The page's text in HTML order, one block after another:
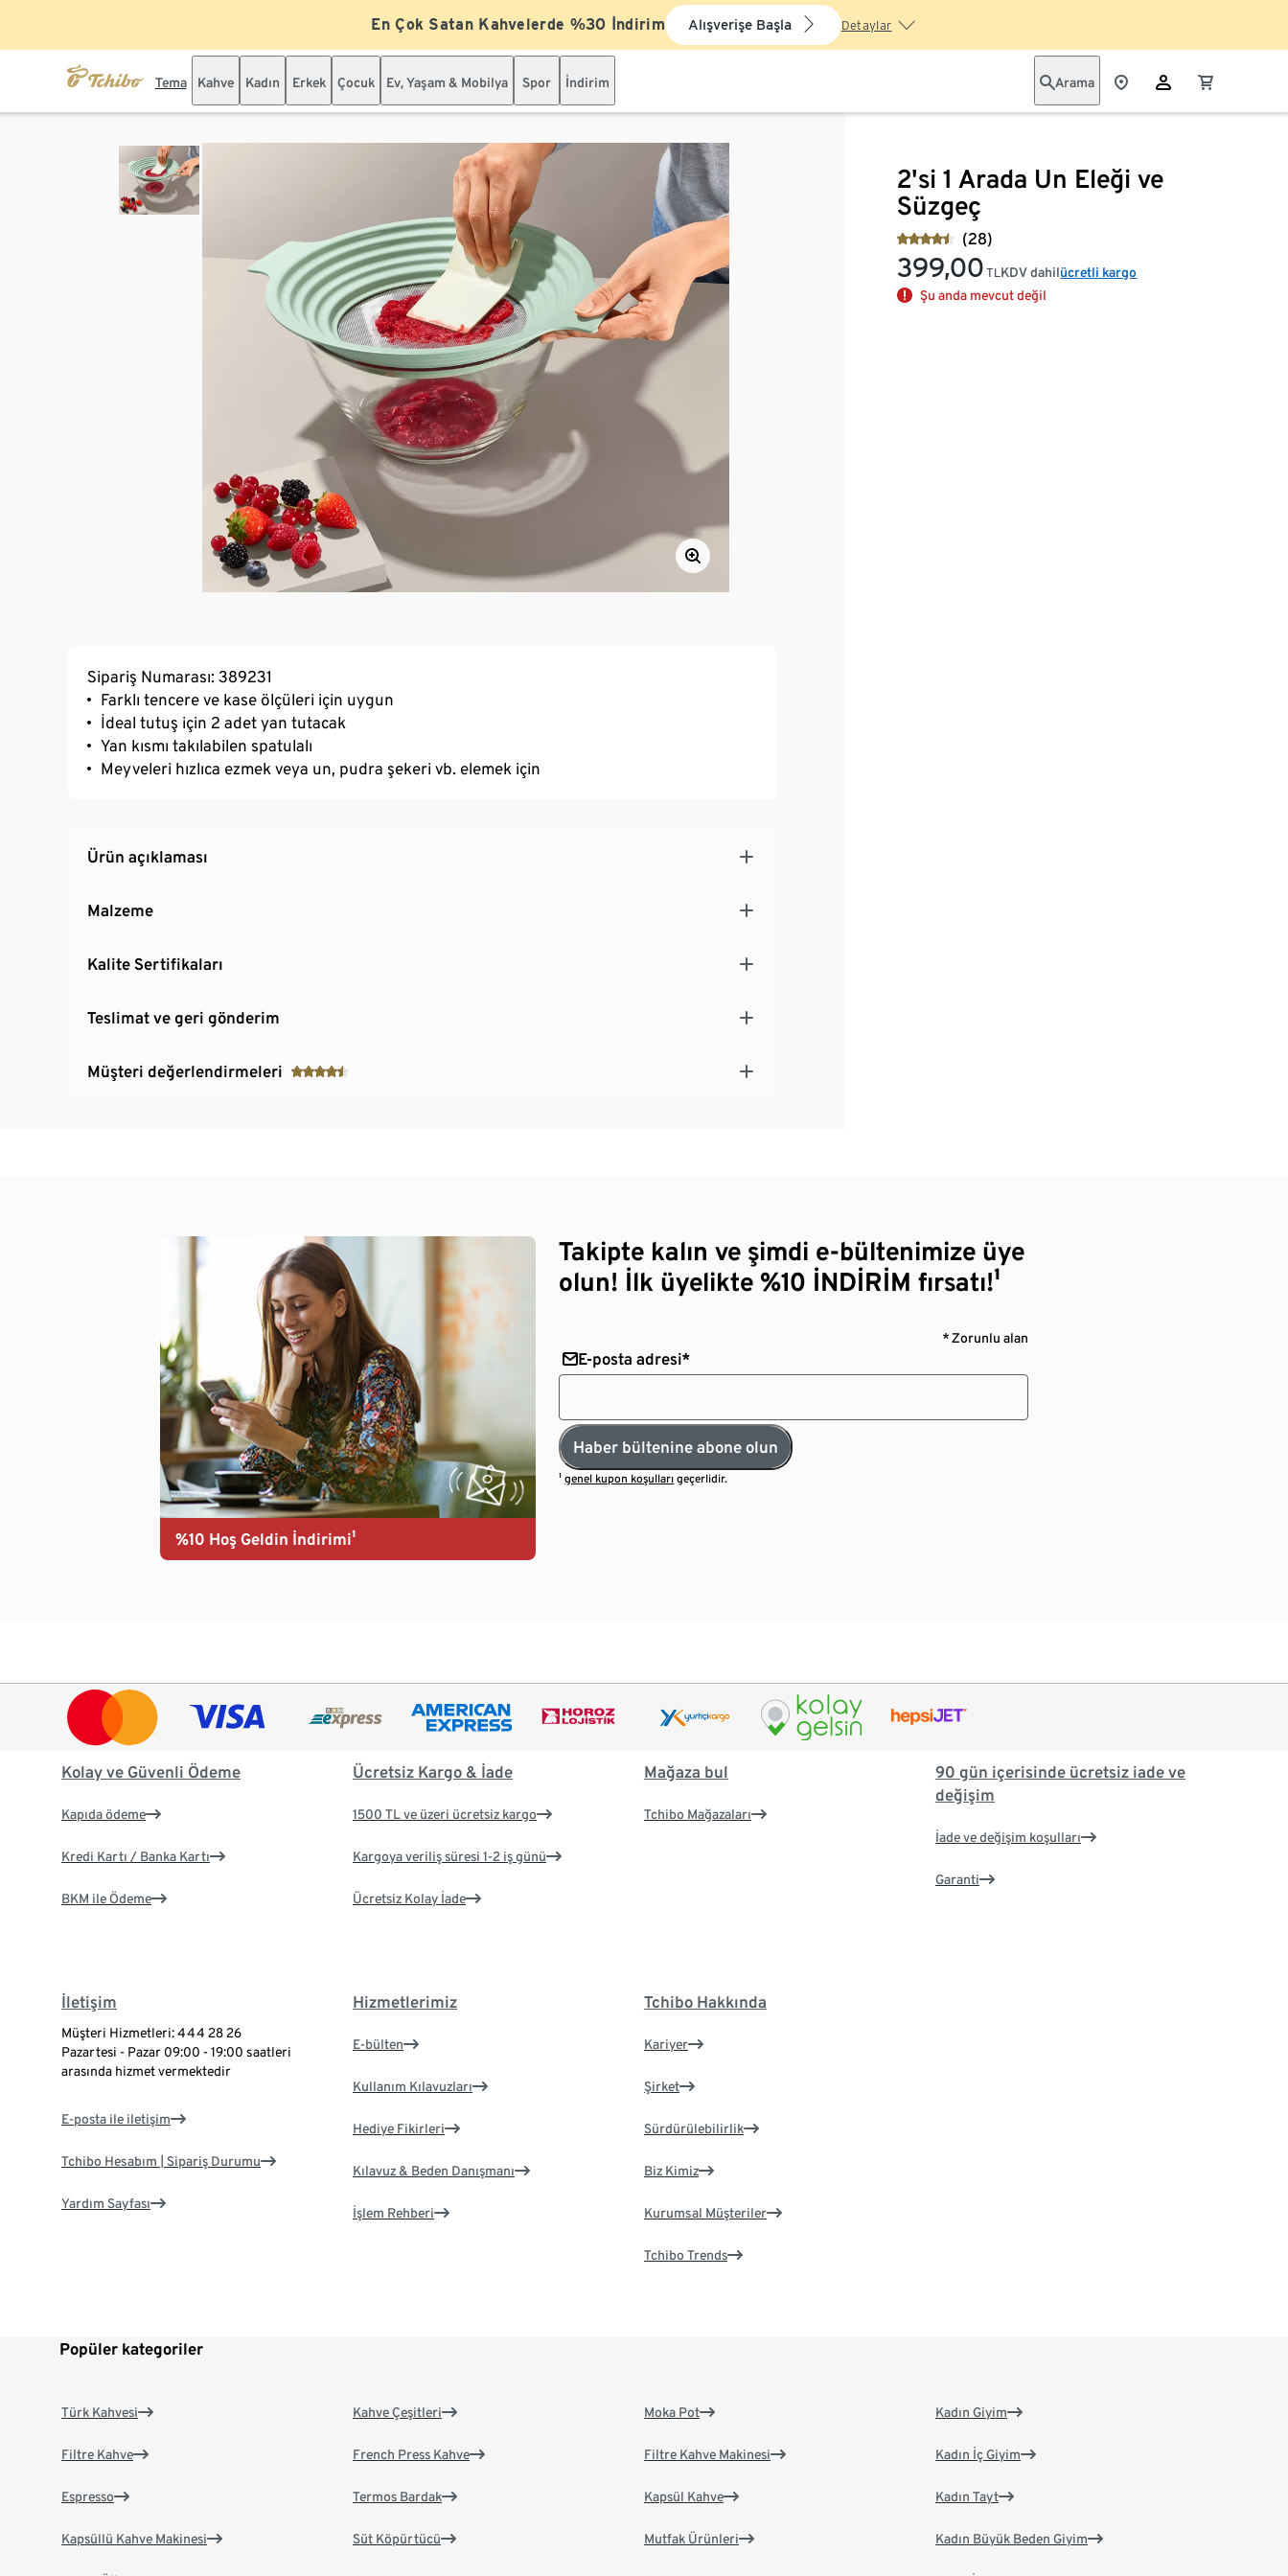
En Çok Satan Kahvelerde %30 İndirim Alışverişe Başla Detaylar
Tema Kahve Kadın Erkek Çocuk Ev, Yaşam & Mobilya Spor İndirim Arama
2'si 1 Arada Un Eleği ve
Süzgeç
(28)
399,00 TLKDV dahilücretli kargo
Şu anda mevcut değil
Sipariş Numarası: 389231
Farklı tencere ve kase ölçüleri için uygun
İdeal tutuş için 2 adet yan tutacak
Yan kısmı takılabilen spatulalı
Meyveleri hızlıca ezmek veya un, pudra şekeri vb. elemek için
Ürün açıklaması
Malzeme
Kalite Sertifikaları
Teslimat ve geri gönderim
Müşteri değerlendirmeleri
%10 Hoş Geldin İndirimi¹
Takipte kalın ve şimdi e-bültenimize üye
olun! İlk üyelikte %10 İNDİRİM fırsatı!¹
* Zorunlu alan
E-posta adresi*
Haber bültenine abone olun
¹genel kupon koşulları geçerlidir.
Kolay ve Güvenli Ödeme
Kapıda ödeme
Kredi Kartı / Banka Kartı
BKM ile Ödeme
Ücretsiz Kargo & İade
1500 TL ve üzeri ücretsiz kargo
Kargoya veriliş süresi 1-2 iş günü
Ücretsiz Kolay İade
Mağaza bul
Tchibo Mağazaları
90 gün içerisinde ücretsiz iade ve
değişim
İade ve değişim koşulları
Garanti
İletişim
Müşteri Hizmetleri: 444 28 26
Pazartesi - Pazar 09:00 - 19:00 saatleri
arasında hizmet vermektedir
E-posta ile iletişim
Tchibo Hesabım | Sipariş Durumu
Yardım Sayfası
Hizmetlerimiz
E-bülten
Kullanım Kılavuzları
Hediye Fikirleri
Kılavuz & Beden Danışmanı
İşlem Rehberi
Tchibo Hakkında
Kariyer
Şirket
Sürdürülebilirlik
Biz Kimiz
Kurumsal Müşteriler
Tchibo Trends
Popüler kategoriler
Türk Kahvesi
Filtre Kahve
Espresso
Kapsüllü Kahve Makinesi
Kahve Çeşitleri
French Press Kahve
Termos Bardak
Süt Köpürtücü
Moka Pot
Filtre Kahve Makinesi
Kapsül Kahve
Mutfak Ürünleri
Kadın Giyim
Kadın İç Giyim
Kadın Tayt
Kadın Büyük Beden Giyim